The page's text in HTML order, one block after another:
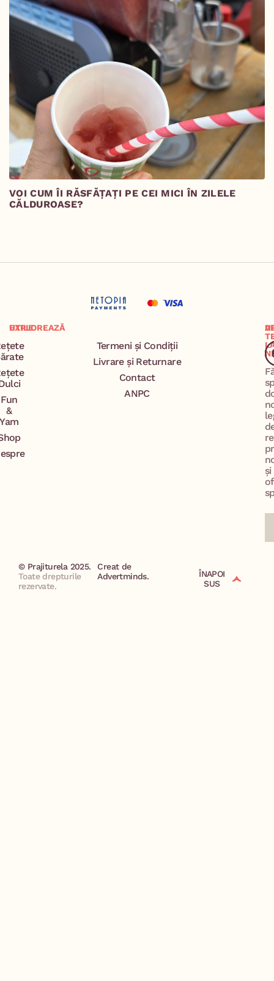
VOI CUM ÎI RĂSFĂȚAȚI PE CEI MICI ÎN ZILELE
CĂLDUROASE?
EXPLOREAZĂ
Fun
&
Yam
UTILE
Termeni și Condiții
Livrare și Returnare
Contact
ANPC
și
© Prajiturela 2025.
Toate drepturile
rezervate.
Creat de
Advertminds.
ÎNAPOI
SUS